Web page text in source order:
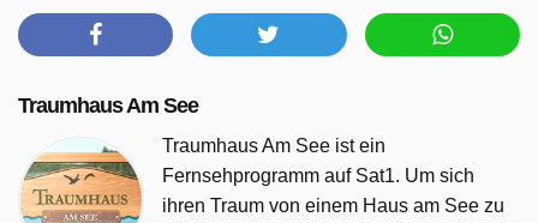
Traumhaus Am See
Traumhaus Am See ist ein
Fernsehprogramm auf Sat1. Um sich
ihren Traum von einem Haus am See zu